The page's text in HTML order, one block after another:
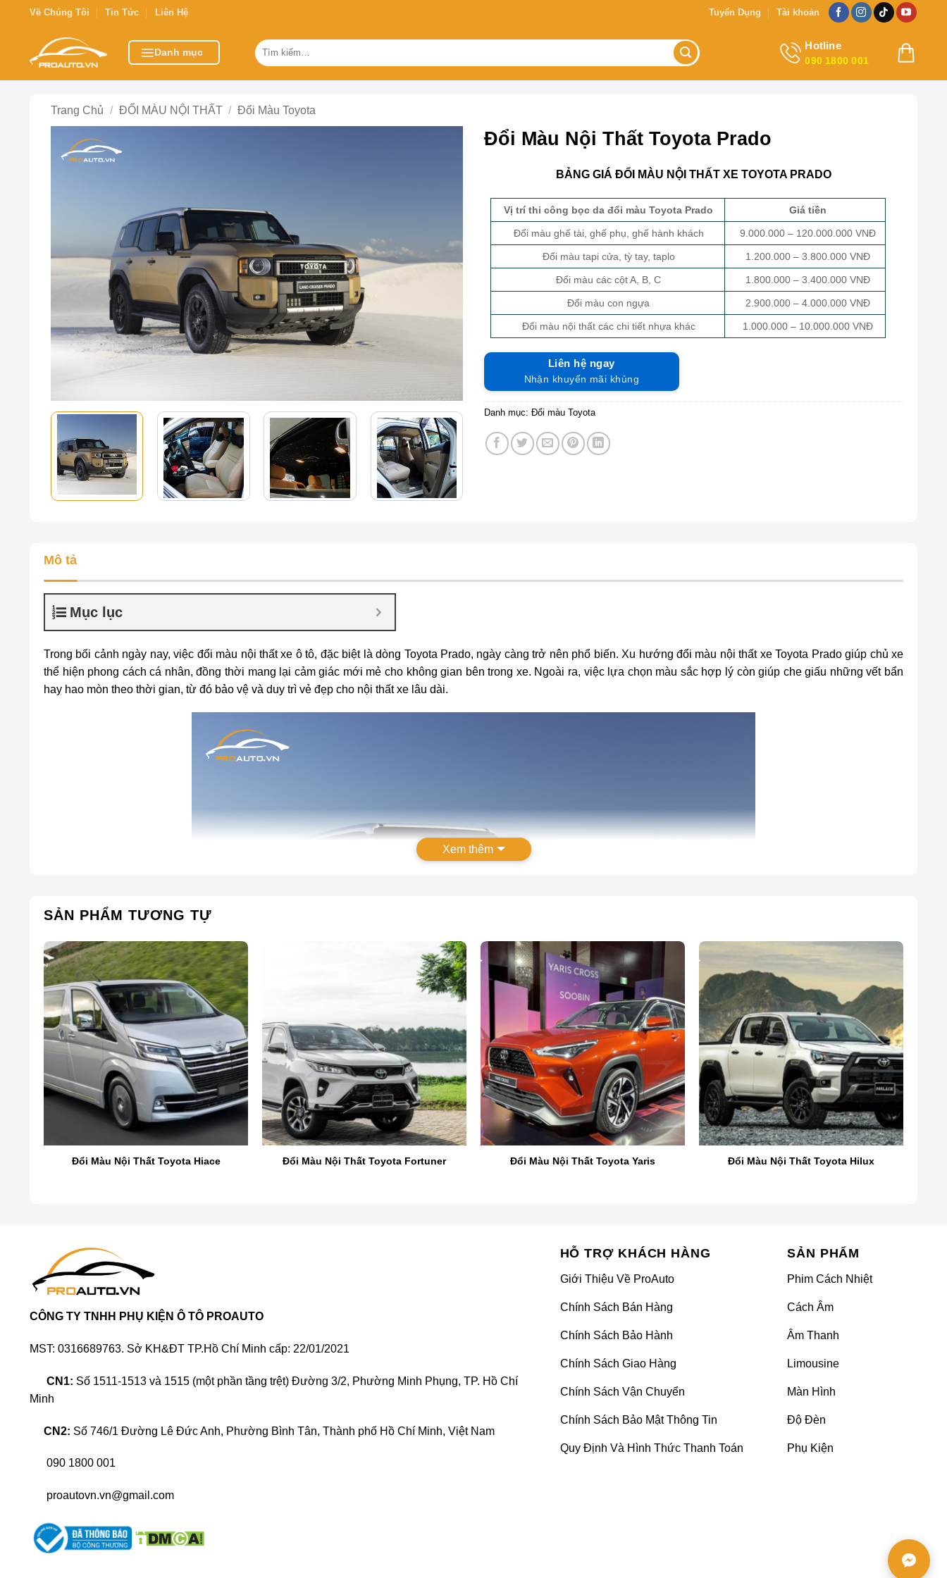
Về Chúng Tôi Tin Tức Liên Hệ Tuyển Dụng Tài khoản
Danh mục
Tìm
kiếm:
Hotline
090 1800 001
Trang Chủ / ĐỔI MÀU NỘI THẤT / Đổi Màu Toyota
Đổi Màu Nội Thất Toyota Prado
BẢNG GIÁ ĐỔI MÀU NỘI THẤT XE TOYOTA PRADO
Vị trí thi công bọc da đổi màu Toyota Prado Giá tiền
Đổi màu ghế tài, ghế phụ, ghế hành khách 9.000.000 – 120.000.000 VNĐ
Đổi màu tapi cửa, tỳ tay, taplo 1.200.000 – 3.800.000 VNĐ
Đổi màu các cột A, B, C 1.800.000 – 3.400.000 VNĐ
Đổi màu con ngựa 2.900.000 – 4.000.000 VNĐ
Đổi màu nội thất các chi tiết nhựa khác 1.000.000 – 10.000.000 VNĐ
Liên hệ ngay
Nhận khuyến mãi khủng
Danh mục: Đổi màu Toyota
Mô tả
Mục lục
Trong bối cảnh ngày nay, việc đổi màu nội thất xe ô tô, đặc biệt là dòng Toyota Prado, ngày càng trở nên phổ biến. Xu hướng đổi màu nội thất xe Toyota Pradogiúp chủ xe
thể hiện phong cách cá nhân, đồng thời mang lại cảm giác mới mẻ cho không gian bên trong xe. Ngoài ra, việc lựa chọn màu sắc hợp lý còn giúp che giấu những vết bẩn
hay hao mòn theo thời gian, từ đó bảo vệ và duy trì vẻ đẹp cho nội thất xe lâu dài.
Đổi màu nội thất xe Toyota Prado
Đổi màu nội thất cho xe ô tô là gì?
Xem thêm
SẢN PHẨM TƯƠNG TỰ
Đổi Màu Nội Thất Toyota Hiace Đổi Màu Nội Thất Toyota Fortuner Đổi Màu Nội Thất Toyota Yaris Đổi Màu Nội Thất Toyota Hilux
CÔNG TY TNHH PHỤ KIỆN Ô TÔ PROAUTO
MST: 0316689763. Sở KH&ĐT TP.Hồ Chí Minh cấp: 22/01/2021
CN1: Số 1511-1513 và 1515 (một phần tầng trệt) Đường 3/2, Phường Minh Phụng, TP. Hồ Chí
Minh
CN2: Số 746/1 Đường Lê Đức Anh, Phường Bình Tân, Thành phố Hồ Chí Minh, Việt Nam
090 1800 001
proautovn.vn@gmail.com
HỖ TRỢ KHÁCH HÀNG
Giới Thiệu Về ProAuto
Chính Sách Bán Hàng
Chính Sách Bảo Hành
Chính Sách Giao Hàng
Chính Sách Vận Chuyển
Chính Sách Bảo Mật Thông Tin
Quy Định Và Hình Thức Thanh Toán
SẢN PHẨM
Phim Cách Nhiệt
Cách Âm
Âm Thanh
Limousine
Màn Hình
Độ Đèn
Phụ Kiện